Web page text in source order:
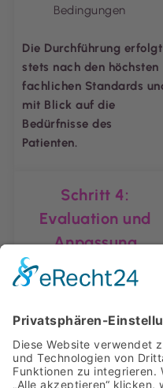
Bedingungen
Die Durchführung erfolgt
stets nach den höchsten
fachlichen Standards
mit Blick auf die
Bedürfnisse des
Patienten.
Schritt 4:
Evaluation und
Anpassung
Im letzten Schritt
überprüfen wir
Wirksamkeit unserer
Pflege:
Pflegevisiten: Wir